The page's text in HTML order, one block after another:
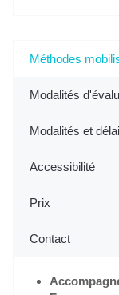
Méthodes
Modalités
Modalités et
Accessibilité
Prix
Contact